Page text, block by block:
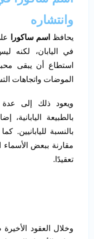
وانتشاره
يحافظ اسم ساكورا
في اليابان، لكنه
استطاع أن يبقى
الموضات واتجاهات
ويعود ذلك إلى عدة
بالطبيعة
بالنسبة لليابانيين.
مقارنة ببعض الأسماء
تعقيدًا.
وخلال العقود